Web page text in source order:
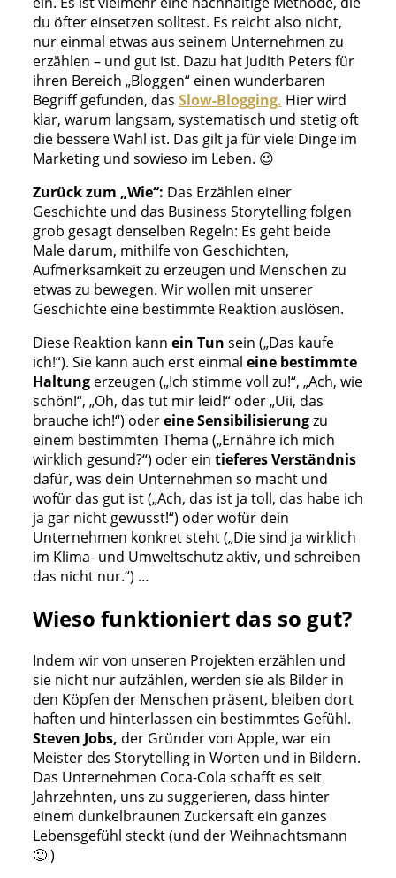
du öfter einsetzen solltest. Es reicht also nicht,
nur einmal etwas aus seinem Unternehmen zu
erzählen – und gut ist. Dazu hat Judith Peters für
ihren Bereich „Bloggen“ einen wunderbaren
Begriff gefunden, das Slow-Blogging. Hier wird
klar, warum langsam, systematisch und stetig oft
die bessere Wahl ist. Das gilt ja für viele Dinge im
Marketing und sowieso im Leben. 😉
Zurück zum „Wie“: Das Erzählen einer
Geschichte und das Business Storytelling folgen
grob gesagt denselben Regeln: Es geht beide
Male darum, mithilfe von Geschichten,
Aufmerksamkeit zu erzeugen und Menschen zu
etwas zu bewegen. Wir wollen mit unserer
Geschichte eine bestimmte Reaktion auslösen.
Diese Reaktion kann ein Tun sein („Das kaufe
ich!“). Sie kann auch erst einmal eine bestimmte
Haltungerzeugen („Ich stimme voll zu!“, „Ach, wie
schön!“, „Oh, das tut mir leid!“ oder „Uii, das
brauche ich!“) odereine Sensibilisierungzu
einem bestimmten Thema („Ernähre ich mich
wirklich gesund?“) oder ein tieferes Verständnis
dafür, was dein Unternehmen so macht und
wofür das gut ist („Ach, das ist ja toll, das habe ich
ja gar nicht gewusst!“) oder wofür dein
Unternehmen konkret steht („Die sind ja wirklich
im Klima- und Umweltschutz aktiv, und schreiben
das nicht nur.“) …
Wieso funktioniert das so gut?
Indem wir von unseren Projekten erzählen und
sie nicht nur aufzählen, werden sie als Bilder in
den Köpfen der Menschen präsent, bleiben dort
haften und hinterlassen ein bestimmtes Gefühl.
Steven Jobs, der Gründer von Apple, war ein
Meister des Storytelling in Worten und in Bildern.
Das Unternehmen Coca-Cola schafft es seit
Jahrzehnten, uns zu suggerieren, dass hinter
einem dunkelbraunen Zuckersaft ein ganzes
Lebensgefühl steckt (und der Weihnachtsmann
🙂 )